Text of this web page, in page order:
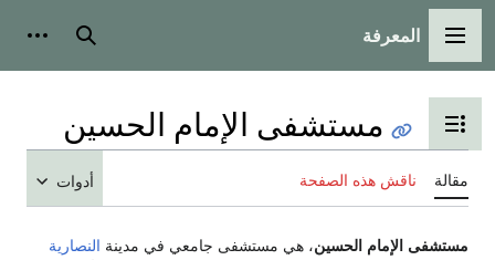
القائمة الرئيسية
المعرفة بحث
تبديل عرض جدول المحتويات
مستشفى الإمام الحسين
مقالة ناقش هذه الصفحة أدوات
مستشفى الإمام الحسين، هي مستشفى جامعي في مدينة النصارية